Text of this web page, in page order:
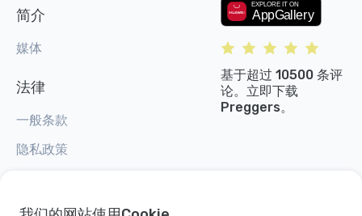
简介
媒体
法律
一般条款
隐私政策
基于超过 10500 条评
论。立即下载
Preggers。